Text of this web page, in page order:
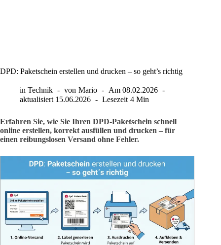
DPD: Paketschein erstellen und drucken – so geht’s richtig
in Technik von Mario Am 08.02.2026
aktualisiert 15.06.2026 Lesezeit 4 Min
Erfahren Sie, wie Sie Ihren DPD-Paketschein schnell
online erstellen, korrekt ausfüllen und drucken – für
einen reibungslosen Versand ohne Fehler.